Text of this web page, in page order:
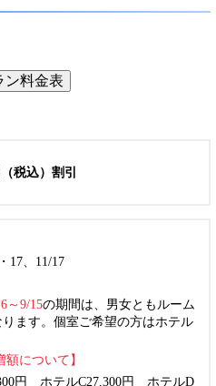
ン料金表
税込）割引
17、11/17
～9/15の期間は、男女ともルーム
ます。個室ご希望の方はホテル
について】
円 ホテルC27,300円 ホテルD